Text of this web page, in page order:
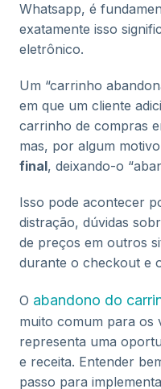
Whatsapp, é
exatamente isso
eletrônico.
Um “carrinho
em que um cliente
carrinho de compras
mas, por algum
final, deixando-o
Isso pode acontecer
distração, dúvidas
de preços em outros
durante o checkout e
O abandono do
muito comum para os
representa uma
e receita. Entender
passo para